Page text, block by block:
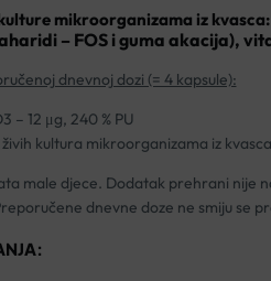
mikroorganizama iz
– FOS i guma akacija),
dnevnoj dozi (= 4 kapsule):
– 12 μg, 240 % PU
kultura mikroorganizama iz kvasca
male djece. Dodatak prehrani nije
dnevne doze ne smiju se